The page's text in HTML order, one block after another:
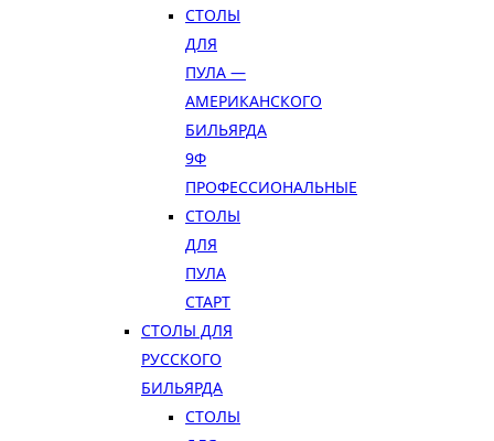
СТОЛЫ
ДЛЯ
ПУЛА —
АМЕРИКАНСКОГО
БИЛЬЯРДА
9Ф
ПРОФЕССИОНАЛЬНЫЕ
СТОЛЫ
ДЛЯ
ПУЛА
СТАРТ
СТОЛЫ ДЛЯ
РУССКОГО
БИЛЬЯРДА
СТОЛЫ